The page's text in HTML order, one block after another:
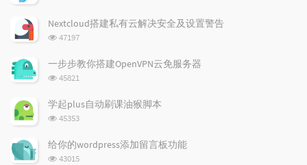
次
Nextcloud搭建私有云解决安全及设置警告
浏
次
数:
47197
一步步教你搭建OpenVPN云免服务器
浏
次
数:
45821
学起plus自动刷课油猴脚本
浏
次
数:
45353
给你的wordpress添加留言板功能
浏
43015